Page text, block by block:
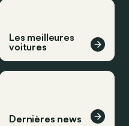
Les meilleures
voitures
Dernières news